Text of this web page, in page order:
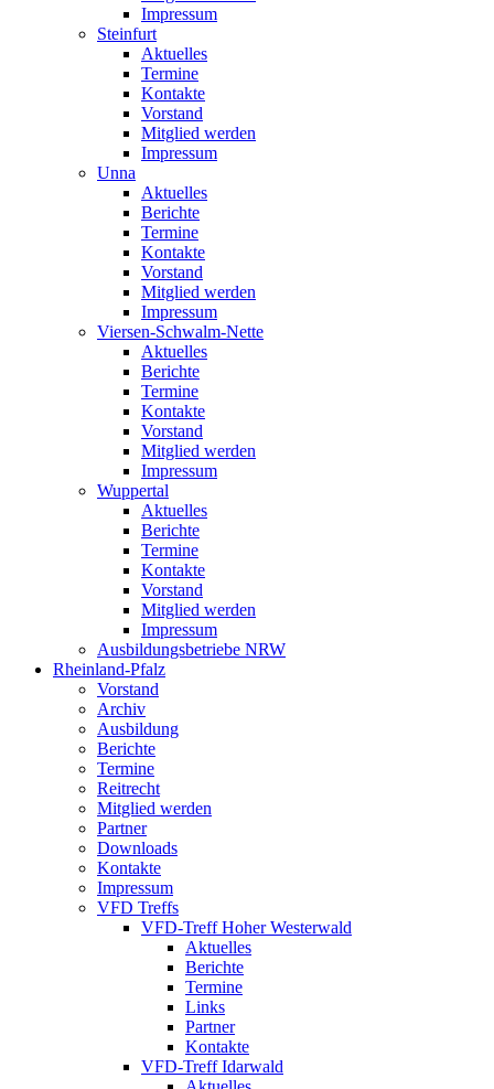
Impressum
Steinfurt
Aktuelles
Termine
Kontakte
Vorstand
Mitglied werden
Impressum
Unna
Aktuelles
Berichte
Termine
Kontakte
Vorstand
Mitglied werden
Impressum
Viersen-Schwalm-Nette
Aktuelles
Berichte
Termine
Kontakte
Vorstand
Mitglied werden
Impressum
Wuppertal
Aktuelles
Berichte
Termine
Kontakte
Vorstand
Mitglied werden
Impressum
Ausbildungsbetriebe NRW
Rheinland-Pfalz
Vorstand
Archiv
Ausbildung
Berichte
Termine
Reitrecht
Mitglied werden
Partner
Downloads
Kontakte
Impressum
VFD Treffs
VFD-Treff Hoher Westerwald
Aktuelles
Berichte
Termine
Links
Partner
Kontakte
VFD-Treff Idarwald